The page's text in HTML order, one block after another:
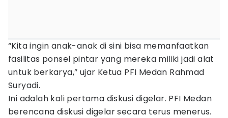
“Kita ingin anak-anak di sini bisa memanfaatkan
fasilitas ponsel pintar yang mereka miliki jadi alat
untuk berkarya,” ujar Ketua PFI Medan Rahmad
Suryadi.
Ini adalah kali pertama diskusi digelar. PFI Medan
berencana diskusi digelar secara terus menerus.